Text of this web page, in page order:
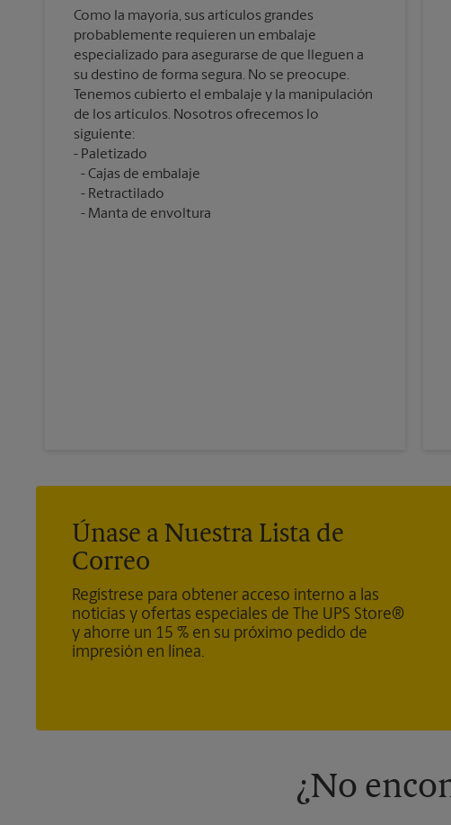
Como la mayoría, sus artículos grandes
probablemente requieren un embalaje
especializado para asegurarse de que lleguen a
su destino de forma segura. No se preocupe.
Tenemos cubierto el embalaje y la manipulación
de los artículos. Nosotros ofrecemos lo
siguiente:
Cajas de embalaje
Retractilado
Manta de envoltura
Únase a Nuestra Lista de
Correo
Regístrese para obtener acceso interno a las
noticias y ofertas especiales de The UPS Store®
y ahorre un 15 % en su próximo pedido de
impresión en línea.
¿No